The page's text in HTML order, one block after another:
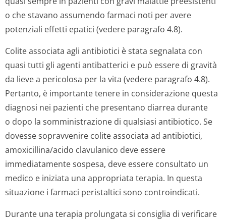
o che stavano assumendo farmaci noti per avere
potenziali effetti epatici (vedere paragrafo 4.8).
Colite associata agli antibiotici è stata segnalata con
quasi tutti gli agenti antibatterici e può essere di gravità
da lieve a pericolosa per la vita (vedere paragrafo 4.8).
Pertanto, è importante tenere in considerazione questa
diagnosi nei pazienti che presentano diarrea durante
o dopo la somministrazione di qualsiasi antibiotico. Se
dovesse sopravvenire colite associata ad antibiotici,
amoxicillina/acido clavulanico deve essere
immediatamente sospesa, deve essere consultato un
medico e iniziata una appropriata terapia. In questa
situazione i farmaci peristaltici sono controindicati.
Durante una terapia prolungata si consiglia di verificare